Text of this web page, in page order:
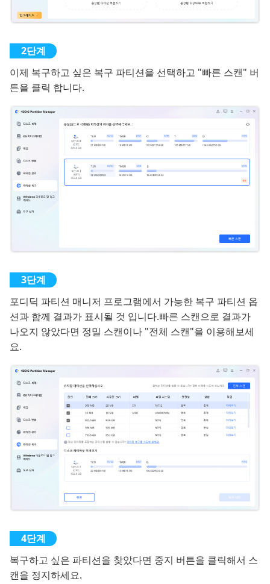
이제 복구하고 싶은 복구 파티션을 선택하고 "빠른 스캔" 버
튼을 클릭 합니다.
포디딕 파티션 매니저 프로그램에서 가능한 복구 파티션 옵
션과 함께 결과가 표시될 것 입니다.빠른 스캔으로 결과가
나오지 않았다면 정밀 스캔이나 "전체 스캔"을 이용해보세
요.
복구하고 싶은 파티션을 찾았다면 중지 버튼을 클릭해서 스
캔을 정지하세요.